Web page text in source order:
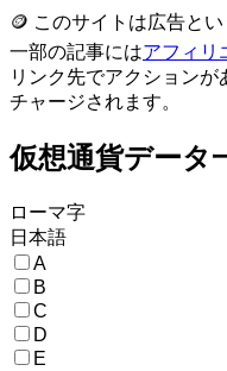
🪙 このサイトは広告と
一部の記事にはアフィリ
リンク先でアクション
チャージされます。
仮想通貨データ
ローマ字
日本語
A
B
C
D
E